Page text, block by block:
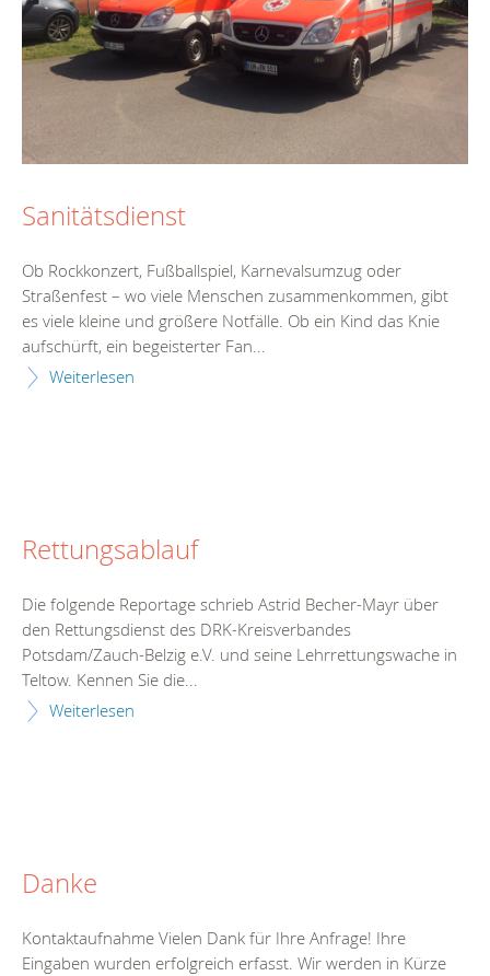
Sanitätsdienst
Ob Rockkonzert, Fußballspiel, Karnevalsumzug oder
Straßenfest – wo viele Menschen zusammenkommen, gibt
es viele kleine und größere Notfälle. Ob ein Kind das Knie
aufschürft, ein begeisterter Fan...
Weiterlesen
Rettungsablauf
Die folgende Reportage schrieb Astrid Becher-Mayr über
den Rettungsdienst des DRK-Kreisverbandes
Potsdam/Zauch-Belzig e.V. und seine Lehrrettungswache in
Teltow. Kennen Sie die...
Weiterlesen
Danke
Kontaktaufnahme Vielen Dank für Ihre Anfrage! Ihre
Eingaben wurden erfolgreich erfasst. Wir werden in Kürze